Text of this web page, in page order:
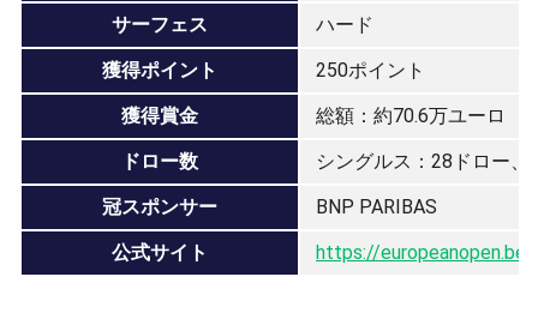
サーフェス
ハード
獲得ポイント
250ポイント
獲得賞金
総額：約70.6万ユーロ
ドロー数
シングルス：28ドロー
冠スポンサー
BNP PARIBAS
公式サイト
https://europeanopen.be/